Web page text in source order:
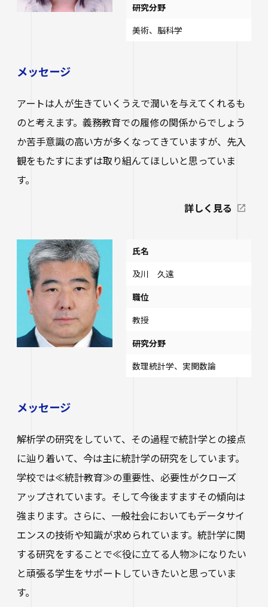
メッセージ
アートは人が生きていくうえで潤いを与えてくれるも
のと考えます。義務教育での履修の関係からでしょう
か苦手意識の高い方が多くなってきていますが、先入
観をもたすにまずは取り組んてほしいと思っていま
す。
詳しく見る
研究分野
美術、脳科学
メッセージ
解析学の研究をしていて、その過程で統計学との接点
に辿り着いて、今は主に統計学の研究をしています。
学校では≪統計教育≫の重要性、必要性がクローズ
アップされています。そして今後ますますその傾向は
強まります。さらに、一般社会においてもデータサイ
エンスの技術や知識が求められています。統計学に関
する研究をすることで≪役に立てる人物≫になりたい
と頑張る学生をサポートしていきたいと思っていま
す。
氏名
及川 久遠
職位
教授
研究分野
数理統計学、実関数論